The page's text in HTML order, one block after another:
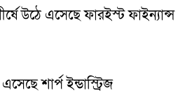
উঠে এসেছে ফারইস্ট ফাইন্যান্স
শার্প ইন্ডাস্ট্রিজ